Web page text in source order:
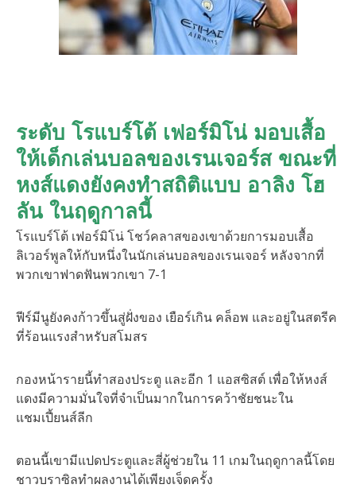
ระดับ โรแบร์โต้ เฟอร์มิโน่ มอบเสื้อ
ให้เด็กเล่นบอลของเรนเจอร์ส ขณะที่
หงส์แดงยังคงทำสถิติแบบ อาลิง โฮ
ลัน ในฤดูกาลนี้
โรแบร์โต้ เฟอร์มิโน่ โชว์คลาสของเขาด้วยการมอบเสื้อ
ลิเวอร์พูลให้กับหนึ่งในนักเล่นบอลของเรนเจอร์ หลังจากที่
พวกเขาฟาดฟันพวกเขา 7-1
ฟีร์มีนูยังคงก้าวขึ้นสู่ฝั่งของ เยือร์เกิน คล็อพ และอยู่ในสตรีค
ที่ร้อนแรงสำหรับสโมสร
กองหน้ารายนี้ทำสองประตู และอีก 1 แอสซิสต์ เพื่อให้หงส์
แดงมีความมั่นใจที่จำเป็นมากในการคว้าชัยชนะใน
แชมเปี้ยนส์ลีก
ตอนนี้เขามีแปดประตูและสี่ผู้ช่วยใน 11 เกมในฤดูกาลนี้โดย
ชาวบราซิลทำผลงานได้เพียงเจ็ดครั้ง